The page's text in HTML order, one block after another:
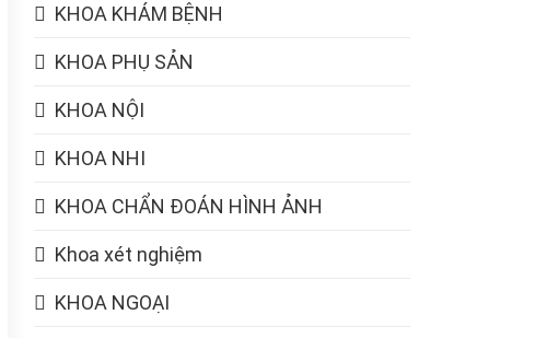
KHOA KHÁM BỆNH
KHOA PHỤ SẢN
KHOA NỘI
KHOA NHI
KHOA CHẨN ĐOÁN HÌNH ẢNH
Khoa xét nghiệm
KHOA NGOẠI